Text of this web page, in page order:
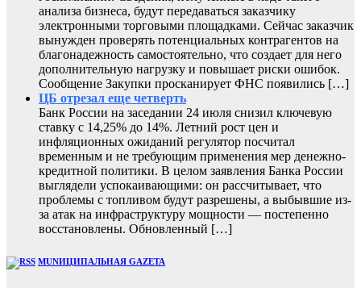
анализа бизнеса, будут передаваться заказчику
электронными торговыми площадками. Сейчас заказчик
вынужден проверять потенциальных контрагентов на
благонадежность самостоятельно, что создает для него
дополнительную нагрузку и повышает риски ошибок.
Сообщение Закупки просканирует ФНС появились […]
ЦБ отрезал еще четверть
Банк России на заседании 24 июля снизил ключевую
ставку с 14,25% до 14%. Летний рост цен и
инфляционных ожиданий регулятор посчитал
временным и не требующим применения мер денежно-
кредитной политики. В целом заявления Банка России
выглядели успокаивающими: он рассчитывает, что
проблемы с топливом будут разрешены, а выбывшие из-
за атак на инфраструктуру мощности — постепенно
восстановлены. Обновленный […]
MUNИЦИПАЛЬНАЯ GAZЕТА